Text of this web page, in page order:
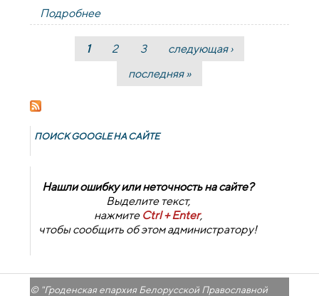
Подробнеео Активисты клуба «Путешественник»
посетили храм деревни Дубно
Страницы
1 2 3
следующая ›
последняя »
ПОИСК GOОGLE НА САЙТЕ
Нашли ошибку или неточность на сайте?
Выделите текст,
нажмите Ctrl + Enter,
чтобы сообщить об этом администратору!
© "Гроденская епархия Белорусской Православной